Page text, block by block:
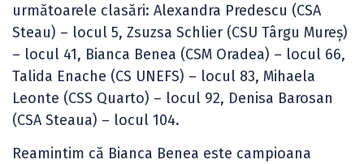
următoarele clasări: Alexandra Predescu (CSA
Steau) – locul 5, Zsuzsa Schlier (CSU Târgu Mureș)
– locul 41, Bianca Benea (CSM Oradea) – locul 66,
Talida Enache (CS UNEFS) – locul 83, Mihaela
Leonte (CSS Quarto) – locul 92, Denisa Barosan
(CSA Steaua) – locul 104.
Reamintim că Bianca Benea este campioana